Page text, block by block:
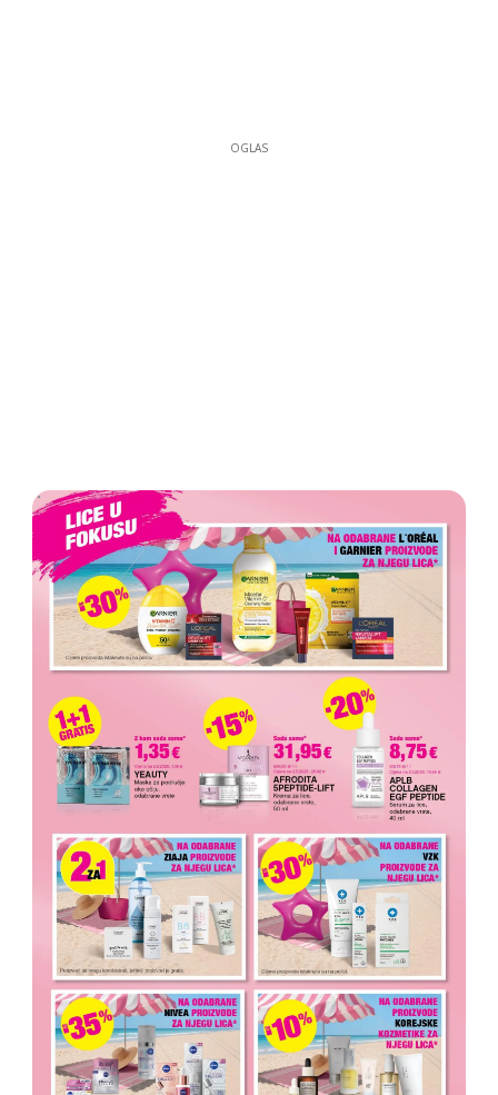
OGLAS